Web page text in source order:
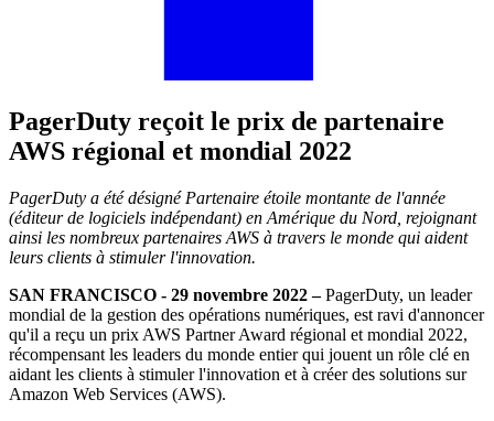
PagerDuty reçoit le prix de partenaire
AWS régional et mondial 2022
PagerDuty a été désigné Partenaire étoile montante de l'année
(éditeur de logiciels indépendant) en Amérique du Nord, rejoignant
ainsi les nombreux partenaires AWS à travers le monde qui aident
leurs clients à stimuler l'innovation.
SAN FRANCISCO - 29 novembre 2022 –PagerDuty, un leader
mondial de la gestion des opérations numériques, est ravi d'annoncer
qu'il a reçu un prix AWS Partner Award régional et mondial 2022,
récompensant les leaders du monde entier qui jouent un rôle clé en
aidant les clients à stimuler l'innovation et à créer des solutions sur
Amazon Web Services (AWS).